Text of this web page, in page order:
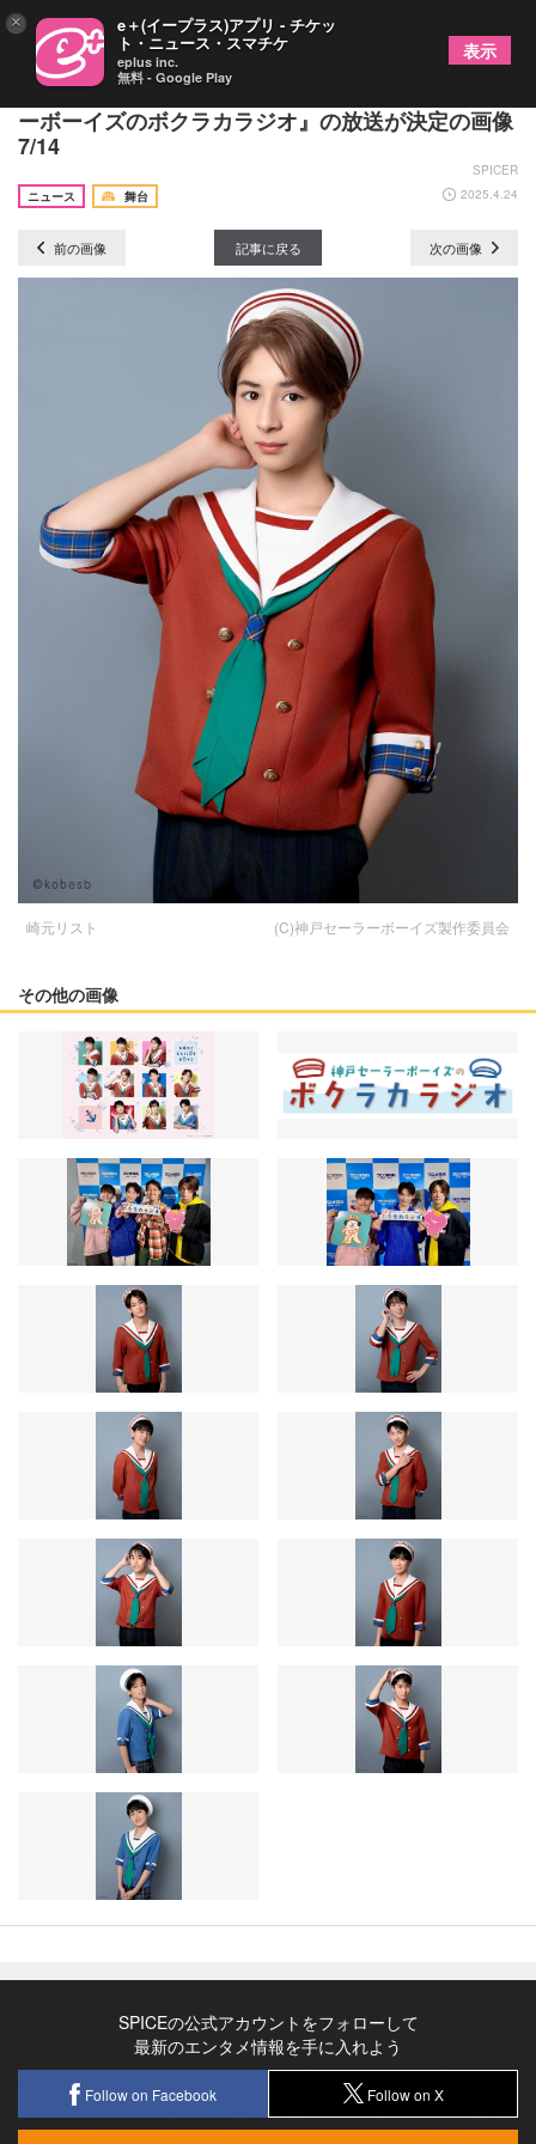
神戸セーラーボーイズ、冠ラジオ番組『神戸セーラ
ーボーイズのボクラカラジオ』の放送が決定の画像
7/14
SPICER
ニュース
舞台 2025.4.24
前の画像 記事に戻る 次の画像
崎元リスト (C)神戸セーラーボーイズ製作委員会
その他の画像
SPICEの公式アカウントをフォローして
最新のエンタメ情報を手に入れよう
Follow on Facebook Follow on X
× e＋(イープラス)アプリ - チケッ
ト・ニュース・スマチケ
eplus inc.
無料 - Google Play
表示